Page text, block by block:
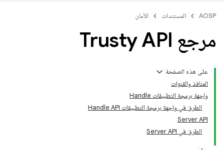
AOSP المستندات الأمان
مرجع Trusty API
على هذه الصفحة
المنافذ والقنوات
واجهة برمجة التطبيقات Handle
الطرق في واجهة برمجة التطبيقات Handle API
Server API
الطرق في Server API